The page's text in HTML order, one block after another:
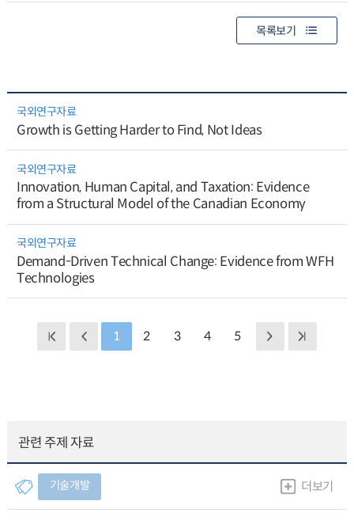
목록보기
국외연구자료
Growth is Getting Harder to Find, Not Ideas
국외연구자료
Innovation, Human Capital, and Taxation: Evidence
from a Structural Model of the Canadian Economy
국외연구자료
Demand-Driven Technical Change: Evidence from WFH
Technologies
1 2 3 4 5
관련 주제 자료
기술개발 더보기